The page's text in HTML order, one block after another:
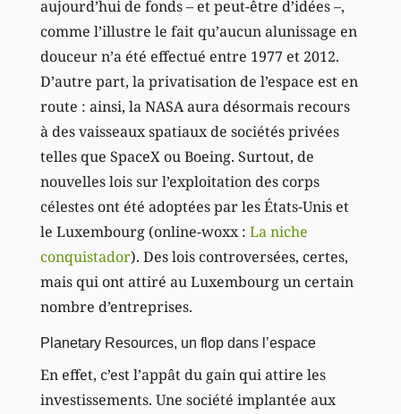
aujourd’hui de fonds – et peut-être d’idées –,
comme l’illustre le fait qu’aucun alunissage en
douceur n’a été effectué entre 1977 et 2012.
D’autre part, la privatisation de l’espace est en
route : ainsi, la NASA aura désormais recours
à des vaisseaux spatiaux de sociétés privées
telles que SpaceX ou Boeing. Surtout, de
nouvelles lois sur l’exploitation des corps
célestes ont été adoptées par les États-Unis et
le Luxembourg (online-woxx : La niche
conquistador). Des lois controversées, certes,
mais qui ont attiré au Luxembourg un certain
nombre d’entreprises.
Planetary Resources, un flop dans l’espace
En effet, c’est l’appât du gain qui attire les
investissements. Une société implantée aux